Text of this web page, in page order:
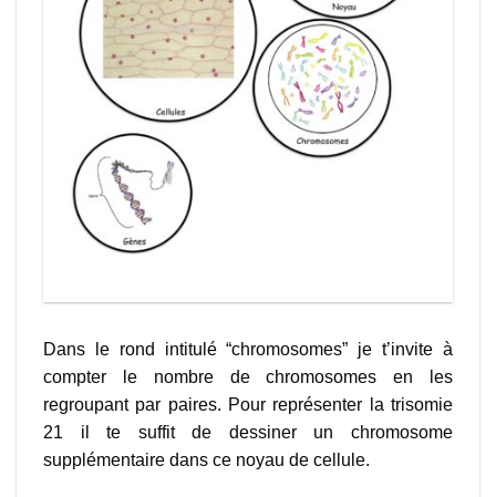
Dans le rond intitulé “chromosomes” je t’invite à
compter le nombre de chromosomes en les
regroupant par paires. Pour représenter la trisomie
21 il te suffit de dessiner un chromosome
supplémentaire dans ce noyau de cellule.